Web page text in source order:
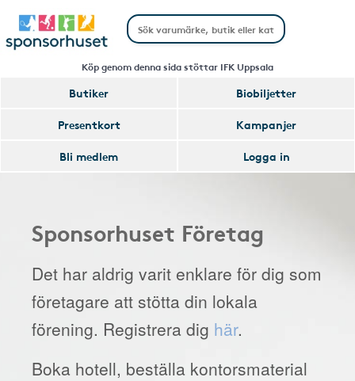
Köp genom denna sida stöttar IFK Uppsala
Butiker
Biobiljetter
Presentkort
Kampanjer
Bli medlem
Logga in
Sponsorhuset Företag
Det har aldrig varit enklare för dig som
företagare att stötta din lokala
förening. Registrera dig här.
Boka hotell, beställa kontorsmaterial